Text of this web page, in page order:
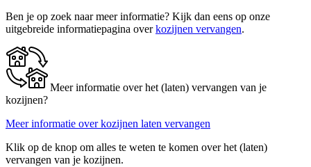
Ben je op zoek naar meer informatie? Kijk dan eens op onze
uitgebreide informatiepagina overkozijnen vervangen.
Meer informatie over het (laten) vervangen van je
kozijnen?
Meer informatie over kozijnen laten vervangen
Klik op de knop om alles te weten te komen over het (laten)
vervangen van je kozijnen.